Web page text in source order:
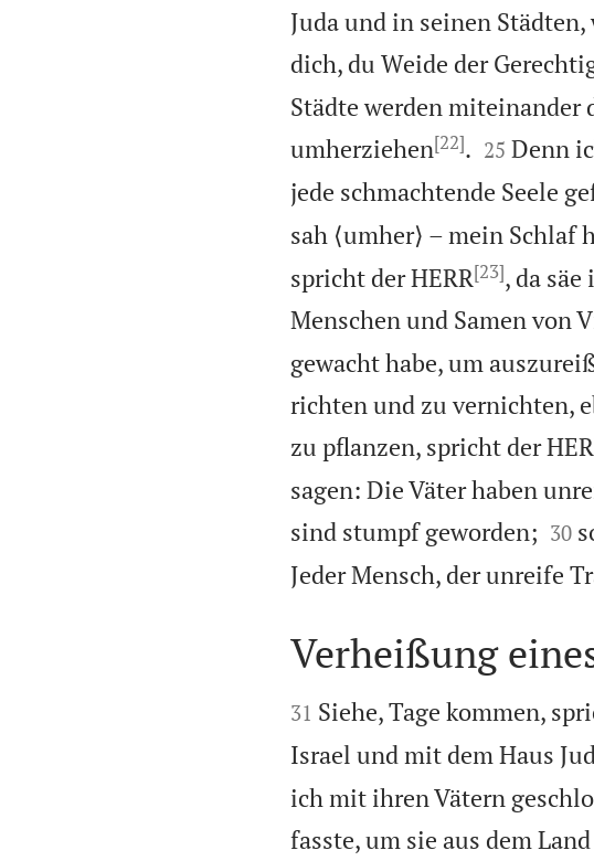
Juda und in seinen
dich, du Weide der
Städte werden miteinander
umherziehen[22].
25 Denn
jede schmachtende Seele
sah ⟨umher⟩ – mein Schlaf
spricht der HERR[23], da
Menschen und Samen von
gewacht habe, um
richten und zu vernichten,
zu pflanzen, spricht der
sagen: Die Väter haben
sind stumpf geworden;
30
Jeder Mensch, der unreife

Verheißung

31 Siehe, Tage kommen,
Israel und mit dem Haus
ich mit ihren Vätern
fasste, um sie aus dem